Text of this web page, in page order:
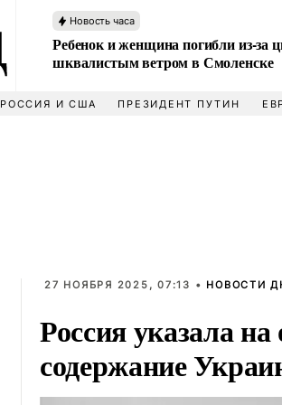
Новость часа
Ребенок и женщина погибли из-за
шквалистым ветром в Смоленске
РОССИЯ И США ПРЕЗИДЕНТ ПУТИН
27 НОЯБРЯ 2025, 07:13 • НОВОСТИ
Россия указала
содержание